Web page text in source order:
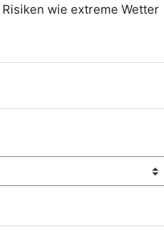
wie extreme Wetter